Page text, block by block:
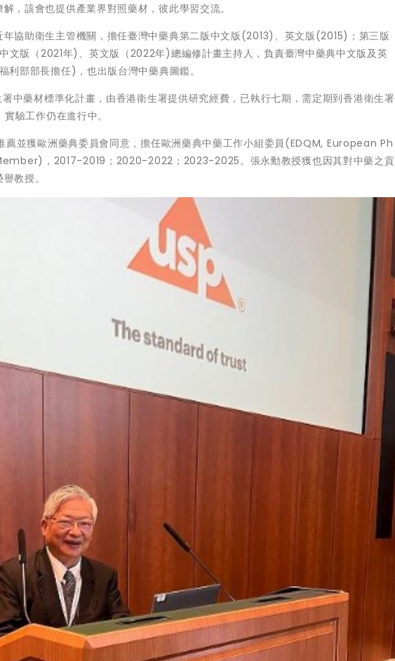
，該會也提供產業界對照藥材，彼此學習交流。
協助衛生主管機關，擔任臺灣中藥典第二版中文版(2013)、英文版(2015)；第三版
版（2021年)、英文版（2022年)總編修計畫主持人，負責臺灣中藥典中文版及英
部部長擔任)，也出版台灣中藥典圖鑑。
中藥材標準化計畫，由香港衛生署提供研究經費，已執行七期，需定期到香港衛生署
驗工作仍在進行中。
薦並獲歐洲藥典委員會同意，擔任歐洲藥典中藥工作小組委員(EDQM, European Ph
，2017-2019；2020-2022；2023-2025。張永勳教授獲也因其對中藥之貢
教授。